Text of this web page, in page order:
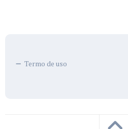
Termo de uso